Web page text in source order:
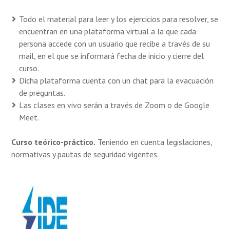
Todo el material para leer y los ejercicios para resolver, se
encuentran en una plataforma virtual a la que cada
persona accede con un usuario que recibe a través de su
mail, en el que se informará fecha de inicio y cierre del
curso.
Dicha plataforma cuenta con un chat para la evacuación
de preguntas.
Las clases en vivo serán a través de Zoom o de Google
Meet.
Curso teórico-práctico. Teniendo en cuenta legislaciones,
normativas y pautas de seguridad vigentes.